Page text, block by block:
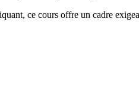
ce cours offre un cadre